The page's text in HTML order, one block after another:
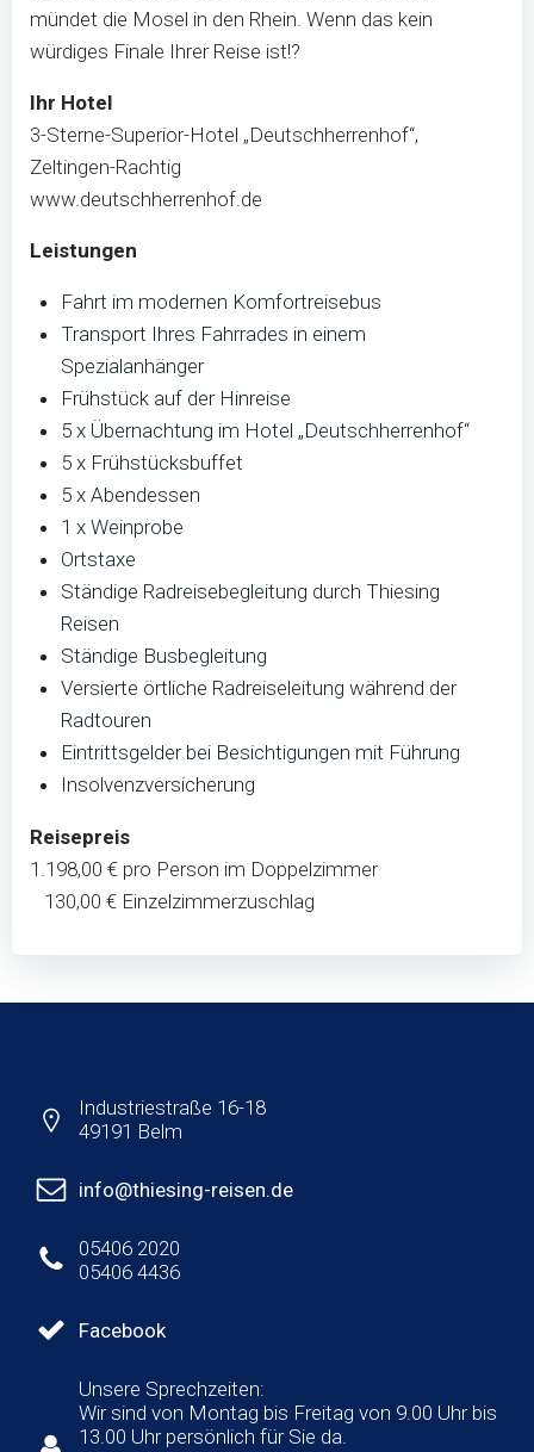
mündet die Mosel in den Rhein. Wenn das kein
würdiges Finale Ihrer Reise ist!?
Ihr Hotel
3-Sterne-Superior-Hotel „Deutschherrenhof“,
Zeltingen-Rachtig
www.deutschherrenhof.de
Leistungen
Fahrt im modernen Komfortreisebus
Transport Ihres Fahrrades in einem
Spezialanhänger
Frühstück auf der Hinreise
5 x Übernachtung im Hotel „Deutschherrenhof“
5 x Frühstücksbuffet
5 x Abendessen
1 x Weinprobe
Ortstaxe
Ständige Radreisebegleitung durch Thiesing
Reisen
Ständige Busbegleitung
Versierte örtliche Radreiseleitung während der
Radtouren
Eintrittsgelder bei Besichtigungen mit Führung
Insolvenzversicherung
Reisepreis
1.198,00 € pro Person im Doppelzimmer
130,00 € Einzelzimmerzuschlag
Industriestraße 16-18
49191 Belm
info@thiesing-reisen.de
05406 2020
05406 4436
Facebook
Unsere Sprechzeiten:
Wir sind von Montag bis Freitag von 9.00 Uhr bis
13.00 Uhr persönlich für Sie da.